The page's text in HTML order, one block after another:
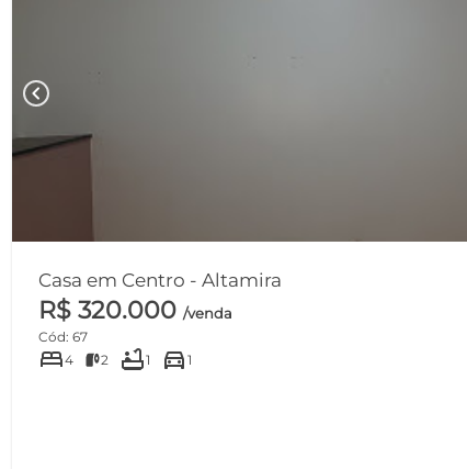
chevron_left
Casa em Centro - Altamira
R$ 320.000 /venda
Cód: 67
bed4 2 bathtub1 directions_car 1